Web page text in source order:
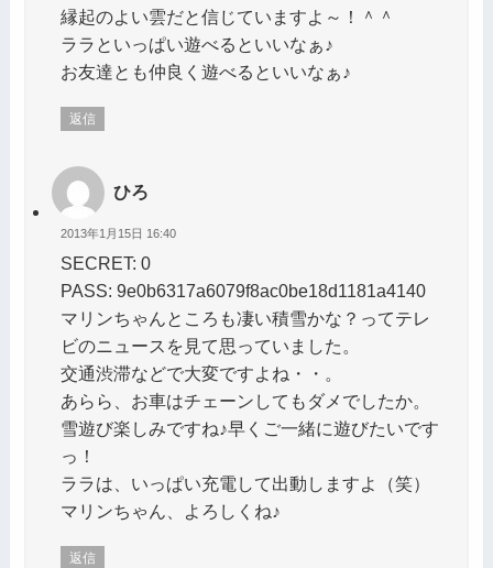
縁起のよい雲だと信じていますよ～！＾＾
ララといっぱい遊べるといいなぁ♪
お友達とも仲良く遊べるといいなぁ♪
返信
ひろ
2013年1月15日 16:40
SECRET: 0
PASS: 9e0b6317a6079f8ac0be18d1181a4140
マリンちゃんところも凄い積雪かな？ってテレ
ビのニュースを見て思っていました。
交通渋滞などで大変ですよね・・。
あらら、お車はチェーンしてもダメでしたか。
雪遊び楽しみですね♪早くご一緒に遊びたいです
っ！
ララは、いっぱい充電して出動しますよ（笑）
マリンちゃん、よろしくね♪
返信